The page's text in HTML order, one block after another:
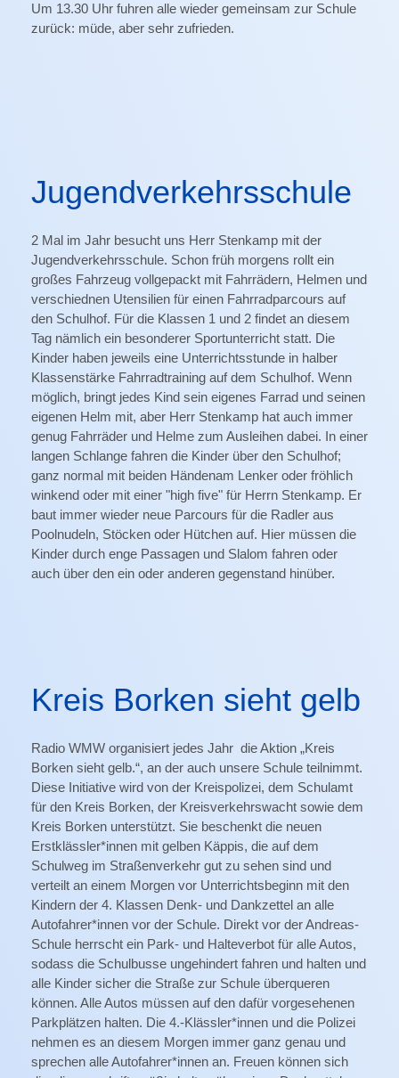
Um 13.30 Uhr fuhren alle wieder gemeinsam zur Schule
zurück: müde, aber sehr zufrieden.
Jugendverkehrsschule
2 Mal im Jahr besucht uns Herr Stenkamp mit der
Jugendverkehrsschule. Schon früh morgens rollt ein
großes Fahrzeug vollgepackt mit Fahrrädern, Helmen und
verschiednen Utensilien für einen Fahrradparcours auf
den Schulhof. Für die Klassen 1 und 2 findet an diesem
Tag nämlich ein besonderer Sportunterricht statt. Die
Kinder haben jeweils eine Unterrichtsstunde in halber
Klassenstärke Fahrradtraining auf dem Schulhof. Wenn
möglich, bringt jedes Kind sein eigenes Farrad und seinen
eigenen Helm mit, aber Herr Stenkamp hat auch immer
genug Fahrräder und Helme zum Ausleihen dabei. In einer
langen Schlange fahren die Kinder über den Schulhof;
ganz normal mit beiden Händenam Lenker oder fröhlich
winkend oder mit einer "high five" für Herrn Stenkamp. Er
baut immer wieder neue Parcours für die Radler aus
Poolnudeln, Stöcken oder Hütchen auf. Hier müssen die
Kinder durch enge Passagen und Slalom fahren oder
auch über den ein oder anderen gegenstand hinüber.
Kreis Borken sieht gelb
Radio WMW organisiert jedes Jahr die Aktion „Kreis
Borken sieht gelb.“, an der auch unsere Schule teilnimmt.
Diese Initiative wird von der Kreispolizei, dem Schulamt
für den Kreis Borken, der Kreisverkehrswacht sowie dem
Kreis Borken unterstützt. Sie beschenkt die neuen
Erstklässler*innen mit gelben Käppis, die auf dem
Schulweg im Straßenverkehr gut zu sehen sind und
verteilt an einem Morgen vor Unterrichtsbeginn mit den
Kindern der 4. Klassen Denk- und Dankzettel an alle
Autofahrer*innen vor der Schule. Direkt vor der Andreas-
Schule herrscht ein Park- und Halteverbot für alle Autos,
sodass die Schulbusse ungehindert fahren und halten und
alle Kinder sicher die Straße zur Schule überqueren
können. Alle Autos müssen auf den dafür vorgesehenen
Parkplätzen halten. Die 4.-Klässler*innen und die Polizei
nehmen es an diesem Morgen immer ganz genau und
sprechen alle Autofahrer*innen an. Freuen können sich